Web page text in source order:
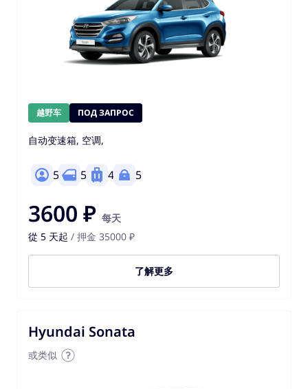
越野车 ПОД ЗАПРОС
自动变速箱, 空调,
5 5 4 5
3600 ₽ 每天
從 5 天起 / 押金 35000 ₽
了解更多
Hyundai Sonata
或类似